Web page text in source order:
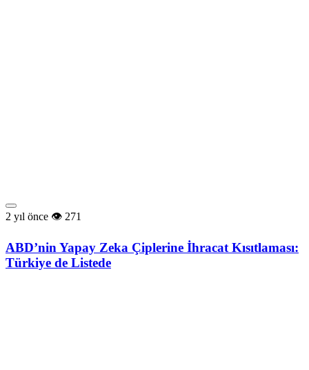
2 yıl önce 271
ABD’nin Yapay Zeka Çiplerine İhracat Kısıtlaması:
Türkiye de Listede